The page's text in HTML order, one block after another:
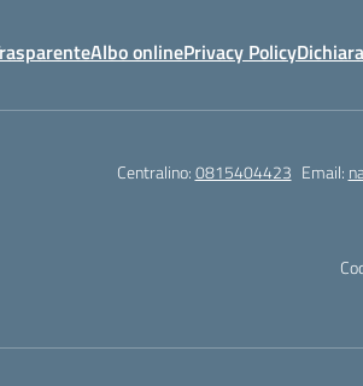
Albo onlinePrivacy Policy
Centralino:0815404423 Email: